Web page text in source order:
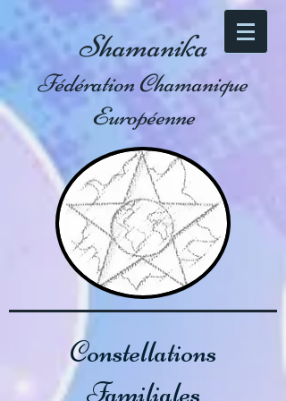
Shamanika
Fédération Chamanique
Européenne
Constellations
Familiales